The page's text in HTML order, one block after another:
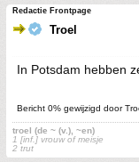
Redactie Frontpage
Troel
In Potsdam hebben
Bericht 0% gewijzigd door
troel (de ~ (v.), ~en)
1 [inf.] vrouw of meisje
2 trut